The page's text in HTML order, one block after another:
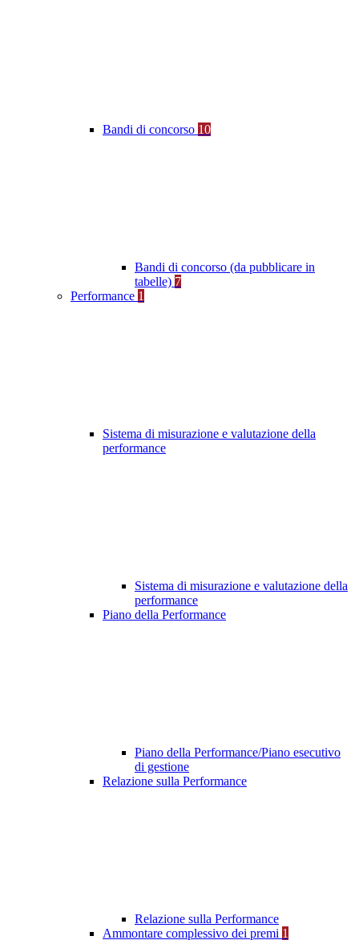
Bandi di concorso 10
Bandi di concorso (da pubblicare in
tabelle) 7
Performance 1
Sistema di misurazione e valutazione della
performance
Sistema di misurazione e valutazione della
performance
Piano della Performance
Piano della Performance/Piano esecutivo
di gestione
Relazione sulla Performance
Relazione sulla Performance
Ammontare complessivo dei premi 1